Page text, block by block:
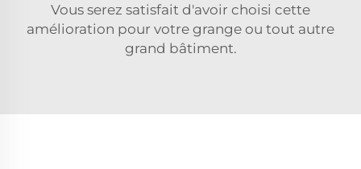
Vous serez satisfait d'avoir choisi cette
amélioration pour votre grange ou tout autre
grand bâtiment.